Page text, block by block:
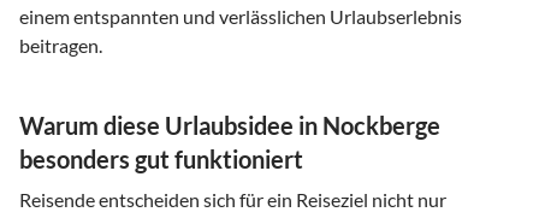
einem entspannten und verlässlichen Urlaubserlebnis
beitragen.
Warum diese Urlaubsidee in Nockberge
besonders gut funktioniert
Reisende entscheiden sich für ein Reiseziel nicht nur